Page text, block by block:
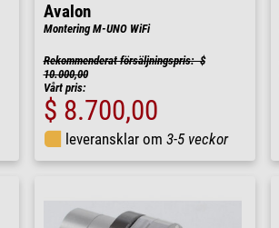
Avalon
Montering M-UNO WiFi
Rekommenderat försäljningspris: $
10.000,00
Vårt pris:
$ 8.700,00
leveransklar om 3-5 veckor